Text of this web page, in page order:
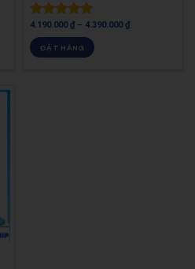
Được xếp
hạng05
sao
4.190.000₫ – 4.390.000₫
ĐẶT HÀNG